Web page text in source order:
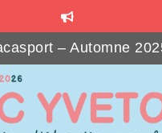
– Automne
Jours – Automne
CLUB : le bar